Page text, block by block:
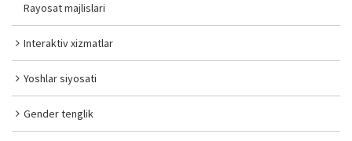
Rayosat majlislari
Interaktiv xizmatlar
Yoshlar siyosati
Gender tenglik